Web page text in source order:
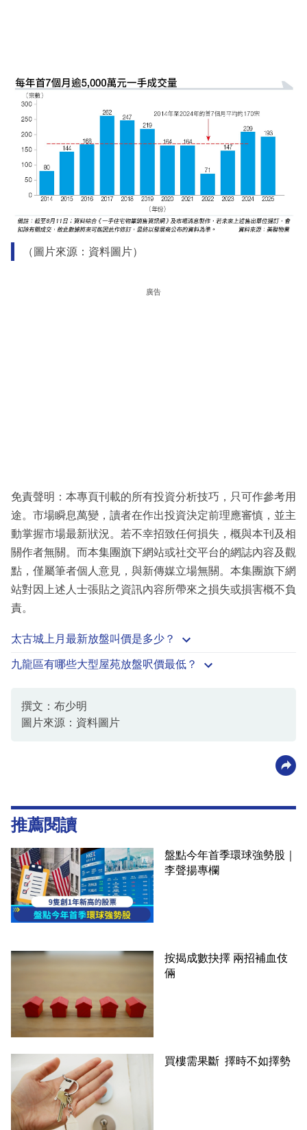
（圖片來源：資料圖片）
廣告
免責聲明：本專頁刊載的所有投資分析技巧，只可作參考用
途。市場瞬息萬變，讀者在作出投資決定前理應審慎，並主
動掌握市場最新狀況。若不幸招致任何損失，概與本刊及相
關作者無關。而本集團旗下網站或社交平台的網誌內容及觀
點，僅屬筆者個人意見，與新傳媒立場無關。本集團旗下網
站對因上述人士張貼之資訊內容所帶來之損失或損害概不負
責。
太古城上月最新放盤叫價是多少？
九龍區有哪些大型屋苑放盤呎價最低？
撰文：布少明
圖片來源：資料圖片
推薦閱讀
盤點今年首季環球強勢股｜
李聲揚專欄
按揭成數抉擇 兩招補血伎
倆
買樓需果斷 擇時不如擇勢